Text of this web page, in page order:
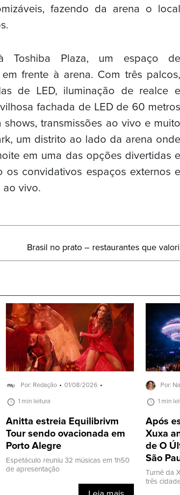
fazendo da arena o local
Toshiba Plaza, um espaço de
frente à arena. Com três palcos,
de LED, iluminação de realce e
fachada de LED de 60 metros
transmissões ao vivo e muito
um distrito ao lado da arena onde
em uma das opções divertidas e
os convidativos espaços externos e
ao vivo.
Próximo
Post:
Brasil no prato – restaurantes que
Por: Redação 01/08/2026
1 min leitura
Anitta estreia Equilibrivm
Tour sendo ovacionada em
Porto Alegre
Espetáculo reuniu 32 músicas em 1h50
de apresentação
Por:
1 min
Após
Xuxa
de O
São
Turnê da
três